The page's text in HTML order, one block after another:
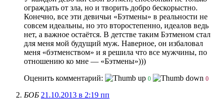
ограждать от зла, но и творить добро бескорыстно.
Конечно, все эти девичьи «Бэтмены» в реальности не
совсем идеальны, но это второстепенно, идеалов ведь
нет, а важное остаётся. В детстве таким Бэтменом стал
для меня мой будущий муж. Наверное, он избаловал
меня «бэтменством» и я решила что все мужчины, по
отношению ко мне — «Бэтмены»)))
Оценить комментарий:
0 0
БОБ 21.10.2013 в 2:19 пп